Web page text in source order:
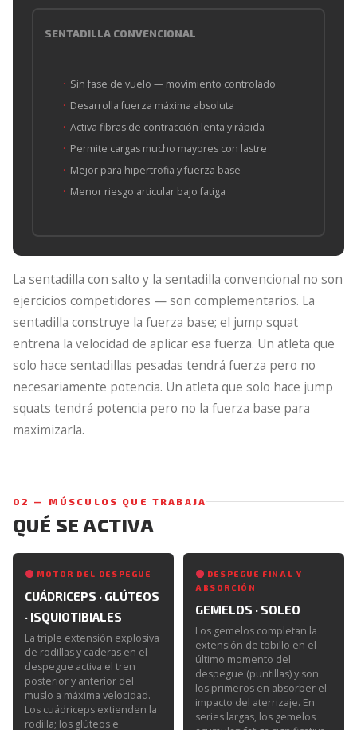
SENTADILLA CONVENCIONAL
Sin fase de vuelo — movimiento controlado
Desarrolla fuerza máxima absoluta
Activa fibras de contracción lenta y rápida
Permite cargas mucho mayores con lastre
Mejor para hipertrofia y fuerza base
Menor riesgo articular bajo fatiga
La sentadilla con salto y la sentadilla convencional no son
ejercicios competidores — son complementarios. La
sentadilla construye la fuerza base; el jump squat
entrena la velocidad de aplicar esa fuerza. Un atleta que
solo hace sentadillas pesadas tendrá fuerza pero no
necesariamente potencia. Un atleta que solo hace jump
squats tendrá potencia pero no la fuerza base para
maximizarla.
02 — MÚSCULOS QUE TRABAJA
QUÉ SE ACTIVA
MOTOR DEL DESPEGUE
CUÁDRICEPS · GLÚTEOS
· ISQUIOTIBIALES
La triple extensión explosiva
de rodillas y caderas en el
despegue activa el tren
posterior y anterior del
muslo a máxima velocidad.
Los cuádriceps extienden la
rodilla; los glúteos e
DESPEGUE FINAL Y
ABSORCIÓN
GEMELOS · SOLEO
Los gemelos completan la
extensión de tobillo en el
último momento del
despegue (puntillas) y son
los primeros en absorber el
impacto del aterrizaje. En
series largas, los gemelos